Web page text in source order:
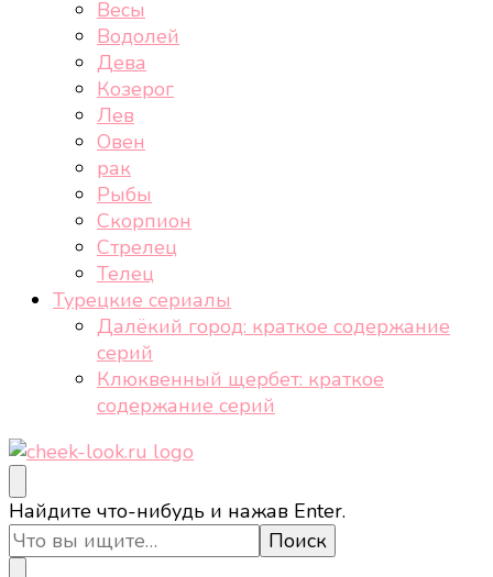
Весы
Водолей
Дева
Козерог
Лев
Овен
рак
Рыбы
Скорпион
Стрелец
Телец
Турецкие сериалы
Далёкий город: краткое содержание
серий
Клюквенный щербет: краткое
содержание серий
cheek-look.ru
Женский сайт о звездах и кино, а также трендах,
здоровом образе жизни, спорте, стиле, отдыхе и
еде.
Ищите
что-
то?
Найдите что-нибудь и нажав Enter.